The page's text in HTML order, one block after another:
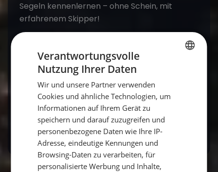
Segeln kennenlernen – ohne Schein, mit
erfahrenem Skipper!
Das könnte dich auch interessieren
Seemannsknoten für den SBF
Pflichtknoten einfach erklärt
Segelboot Versicherung Ratgeber
Haftpflicht, Kasko und Skipperschutz
Verantwortungsvolle
Nutzung Ihrer Daten
Wir und unsere Partner verwenden
Cookies und ähnliche Technologien, um
Informationen auf Ihrem Gerät zu
speichern und darauf zuzugreifen und
personenbezogene Daten wie Ihre IP-
Adresse, eindeutige Kennungen und
Browsing-Daten zu verarbeiten, für
personalisierte Werbung und Inhalte,